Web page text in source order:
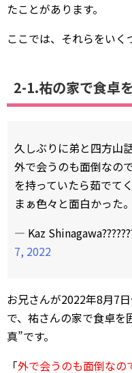
たことがあります。
ここでは、それらをいく
2-1.祐の家で食卓
久しぶりに弟と四方山話
外で会うのも面倒なの
を持っていたら茹でてく
まぁ色々と面白かった。
— Kaz
7, 2022
お兄さんが2022年8月7
で、祐さんの家で食卓を
真”です。
「外で会うのも面倒なの